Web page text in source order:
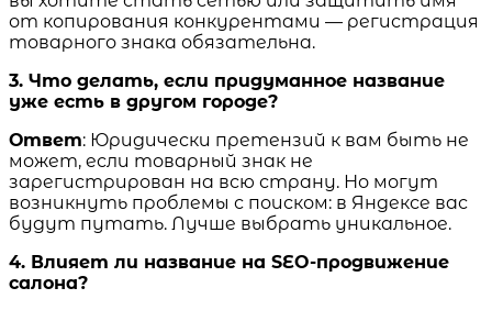
от копирования конкурентами — регистрация
товарного знака обязательна.
3. Что делать, если придуманное название
уже есть в другом городе?
Ответ: Юридически претензий к вам быть не
может, если товарный знак не
зарегистрирован на всю страну. Но могут
возникнуть проблемы с поиском: в Яндексе вас
будут путать. Лучше выбрать уникальное.
4. Влияет ли название на SEO-продвижение
салона?